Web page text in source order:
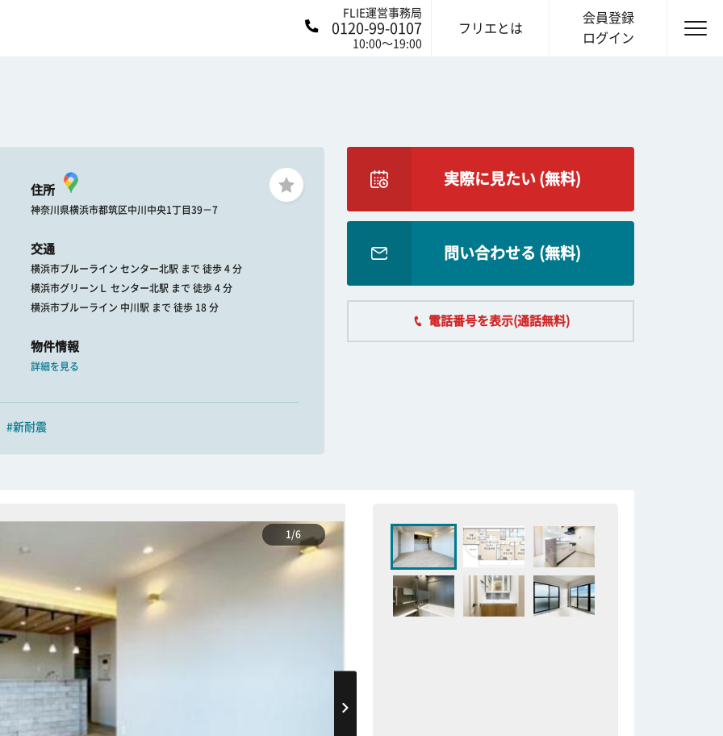
FLIE運営事務局
0120-99-0107
10:00〜19:00
フリエとは
会員登録
ログイン
住所
神奈川県横浜市都筑区中川中央1丁目39－7
交通
横浜市ブルーライン センター北駅 まで 徒歩 4 分
横浜市グリーンＬ センター北駅 まで 徒歩 4 分
横浜市ブルーライン 中川駅 まで 徒歩 18 分
物件情報
詳細を見る
#新耐震
実際に見たい (無料)
問い合わせる (無料)
電話番号を表示(通話無料)
1/6